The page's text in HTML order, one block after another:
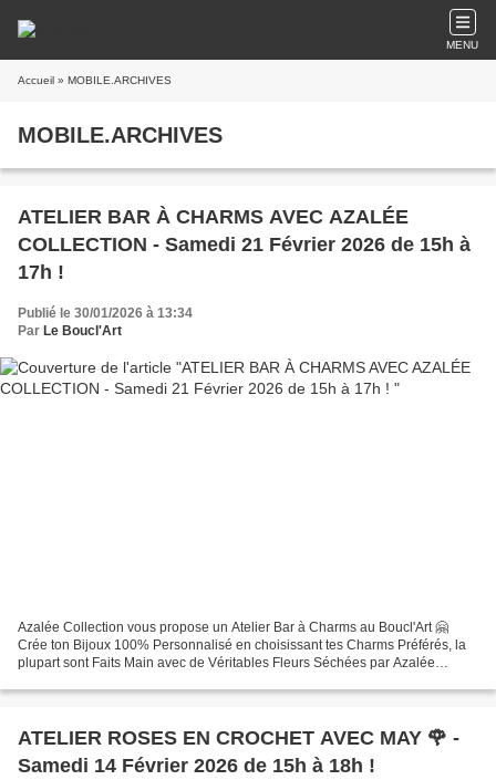
MENU
Accueil » MOBILE.ARCHIVES
MOBILE.ARCHIVES
ATELIER BAR À CHARMS AVEC AZALÉE
COLLECTION - Samedi 21 Février 2026 de 15h à
17h !
Publié le 30/01/2026 à 13:34
Par Le Boucl'Art
Azalée Collection vous propose un Atelier Bar à Charms au Boucl'Art 🤗
Crée ton Bijoux 100% Personnalisé en choisissant tes Charms Préférés, la
plupart sont Faits Main avec de Véritables Fleurs Séchées par Azalée
ATELIER ROSES EN CROCHET AVEC MAY 🌹 -
Samedi 14 Février 2026 de 15h à 18h !